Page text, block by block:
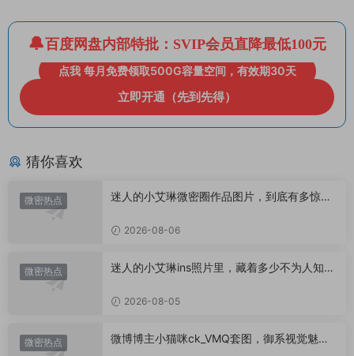
百度网盘内部特批：SVIP会员直降最低100元
点我 每月免费领取500G容量空间，有效期30天
立即开通（先到先得）
猜你喜欢
微密热点
迷人的小艾琳微密圈作品图片，到底有多惊
2026-08-06
微密热点
迷人的小艾琳ins照片里，藏着多少不为人知的
2026-08-05
微密热点
微博博主小猫咪ck_VMQ套图，御系视觉魅力